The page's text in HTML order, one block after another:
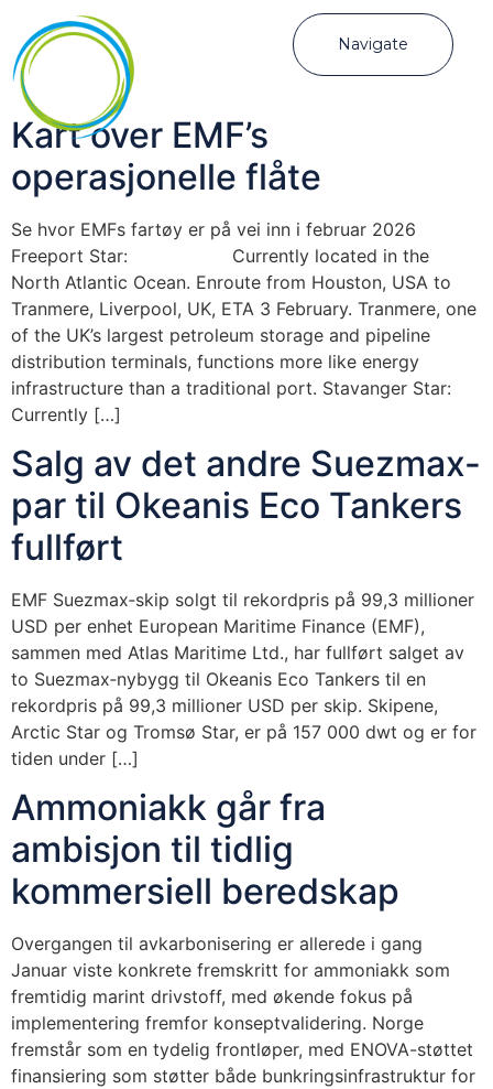
Navigate
Kart over EMF’s
operasjonelle flåte
Se hvor EMFs fartøy er på vei inn i februar 2026
Freeport Star: Currently located in the
North Atlantic Ocean. Enroute from Houston, USA to
Tranmere, Liverpool, UK, ETA 3 February. Tranmere, one
of the UK’s largest petroleum storage and pipeline
distribution terminals, functions more like energy
infrastructure than a traditional port. Stavanger Star:
Currently […]
Salg av det andre Suezmax-
par til Okeanis Eco Tankers
fullført
EMF Suezmax‑skip solgt til rekordpris på 99,3 millioner
USD per enhet European Maritime Finance (EMF),
sammen med Atlas Maritime Ltd., har fullført salget av
to Suezmax‑nybygg til Okeanis Eco Tankers til en
rekordpris på 99,3 millioner USD per skip. Skipene,
Arctic Star og Tromsø Star, er på 157 000 dwt og er for
tiden under […]
Ammoniakk går fra
ambisjon til tidlig
kommersiell beredskap
Overgangen til avkarbonisering er allerede i gang
Januar viste konkrete fremskritt for ammoniakk som
fremtidig marint drivstoff, med økende fokus på
implementering fremfor konseptvalidering. Norge
fremstår som en tydelig frontløper, med ENOVA-støttet
finansiering som støtter både bunkringsinfrastruktur for